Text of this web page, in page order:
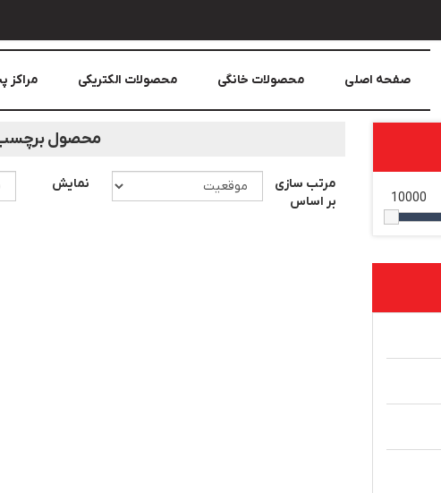
صفحه اصلی محصولات خانگی محصولات الکتریکی
10000
محصول برچسب
مرتب سازی
بر اساس
نمایش